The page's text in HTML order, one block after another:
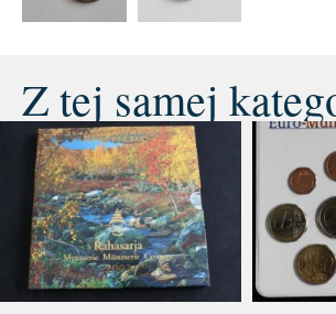
Z tej samej